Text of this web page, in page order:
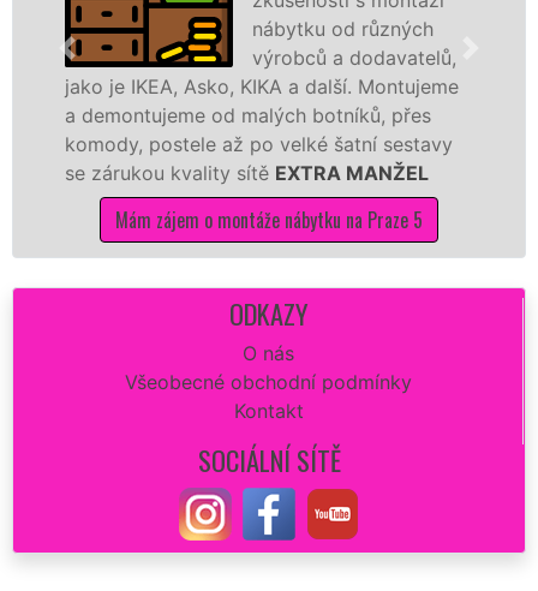
nábytku od různých
výrobců a dodavatelů,
IKEA, Asko, KIKA a další. Montujeme
od malých botníků, přes
postele až po velké šatní sestavy
kvality sítěEXTRA MANŽEL
zájem o montáže nábytku na Praze 5
ODKAZY
O nás
Všeobecné obchodní podmínky
Kontakt
SOCIÁLNÍ SÍTĚ